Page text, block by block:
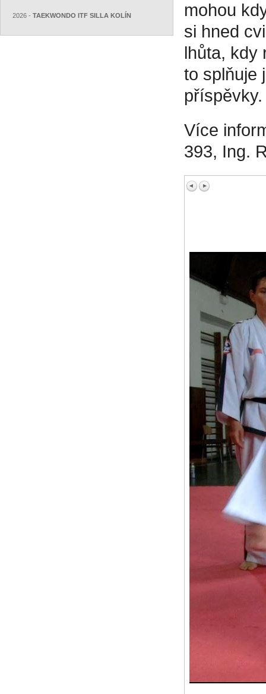
2026 - TAEKWONDO ITF SILLA KOLÍN
mohou
si hned
lhůta, kdy
to splňuje
příspěvky.
Více
393, Ing.